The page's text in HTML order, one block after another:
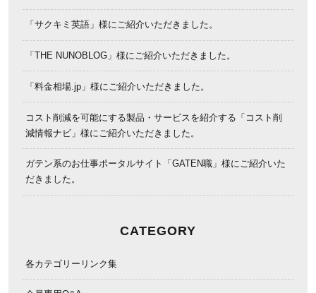
「サクキミ英語」様にご紹介いただきました。
「THE NUNOBLOG」様にご紹介いただきました。
「料金相場.jp」様にご紹介いただきました。
コスト削減を可能にする製品・サービスを紹介する「コスト削
減情報ナビ」様にご紹介いただきました。
ガテン系のお仕事ポータルサイト「GATEN職」様にご紹介いた
だきました。
CATEGORY
各カテゴリーリンク集